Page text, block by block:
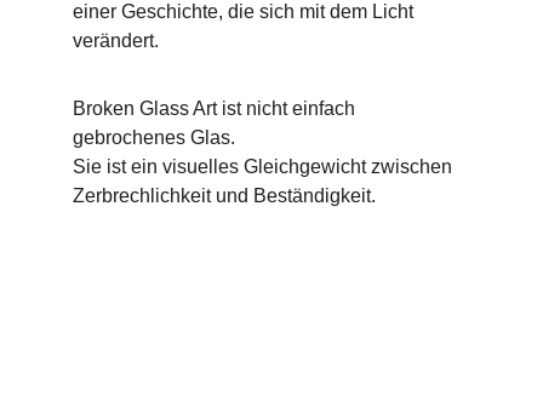
einer Geschichte, die sich mit dem Licht
verändert.
Broken Glass Art ist nicht einfach
gebrochenes Glas.
Sie ist ein visuelles Gleichgewicht zwischen
Zerbrechlichkeit und Beständigkeit.